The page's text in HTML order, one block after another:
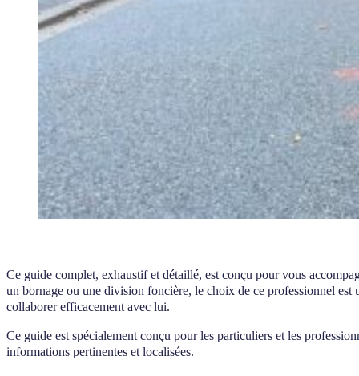
Ce guide complet, exhaustif et détaillé, est conçu pour vous
un bornage ou une division foncière, le choix de ce professionnel
collaborer efficacement avec lui.
Ce guide est spécialement conçu pour les particuliers et les
informations pertinentes et localisées.